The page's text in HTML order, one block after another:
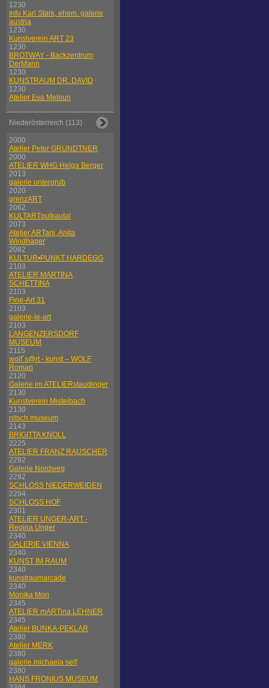
1230
Info Karl Stark, ehem. galerie
austria
1230
Kunstverein ART 23
1230
BROTWAY - Backzentrum
DerMann
1230
KUNSTRAUM DR. DAVID
1230
Atelier Eva Meloun
Niederösterreich (113)
2000
Atelier Peter GRUNDTNER
2000
ATELIER WHG Helga Berger
2013
galerie untergrub
2020
grenzART
2062
KULTARTpulkautal
2073
Atelier ARTani, Anita
Windhager
2082
KULTUR•PUNKT HARDEGG
2103
ATELIER MARTINA
SCHETTINA
2103
Fine-Art 31
2103
galerie-le-art
2103
LANGENZERSDORF
MUSEUM
2115
wolf´s@rt - kunst – WOLF
Roman
2120
Galerie im ATELIERstaudinger
2130
Kunstverein Mistelbach
2130
nitsch museum
2143
BRIGITTA KNOLL
2225
ATELIER FRANZ RAUSCHER
2292
Galerie Nordweg
2292
SCHLOSS NIEDERWEIDEN
2294
SCHLOSS HOF
2301
ATELIER UNGER-ART -
Regina Unger
2340
GALERIE VIENNA
2340
KUNST IM RAUM
2340
kunstraumarcade
2340
Monika Mori
2345
ATELIER mARTina LEHNER
2345
Atelier BUNKA-PEKLAR
2380
Atelier MERK
2380
galerie michaela seif
2380
HANS FRONIUS MUSEUM